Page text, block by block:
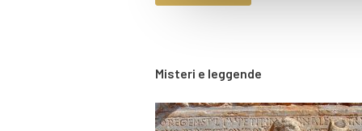
Misteri e leggende